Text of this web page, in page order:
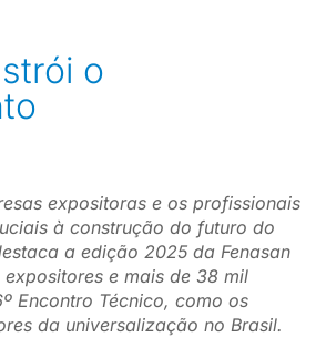
o
expositoras e os profissionais
à construção do futuro do
a edição 2025 da Fenasan
e mais de 38 mil
Encontro Técnico, como os
da universalização no Brasil.